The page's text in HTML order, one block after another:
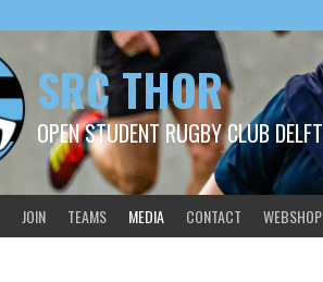
SRC THOR
OPEN STUDENT RUGBY CLUB DELFT
JOIN TEAMS MEDIA CONTACT WEBSHOP